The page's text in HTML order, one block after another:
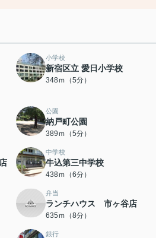
小学校
新宿区立 愛日小学校
348ｍ（5分）
公園
納戸町公園
389ｍ（5分）
中学校
牛込第三中学校
438ｍ（6分）
弁当
ランチハウス 市ヶ谷店
635ｍ（8分）
銀行